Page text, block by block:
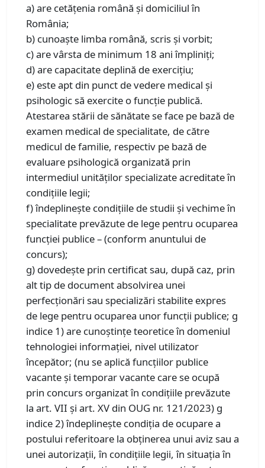
a) are cetăţenia română şi domiciliul în
România;
b) cunoaşte limba română, scris şi vorbit;
c) are vârsta de minimum 18 ani împliniţi;
d) are capacitate deplină de exerciţiu;
e) este apt din punct de vedere medical şi
psihologic să exercite o funcţie publică.
Atestarea stării de sănătate se face pe bază de
examen medical de specialitate, de către
medicul de familie, respectiv pe bază de
evaluare psihologică organizată prin
intermediul unităţilor specializate acreditate în
condiţiile legii;
f) îndeplineşte condiţiile de studii şi vechime în
specialitate prevăzute de lege pentru ocuparea
funcţiei publice – (conform anuntului de
concurs);
g) dovedeşte prin certificat sau, după caz, prin
alt tip de document absolvirea unei
perfecţionări sau specializări stabilite expres
de lege pentru ocuparea unor funcţii publice; g
indice 1) are cunoştinţe teoretice în domeniul
tehnologiei informaţiei, nivel utilizator
începător; (nu se aplică funcţiilor publice
vacante şi temporar vacante care se ocupă
prin concurs organizat în condiţiile prevăzute
la art. VII şi art. XV din OUG nr. 121/2023) g
indice 2) îndeplineşte condiţia de ocupare a
postului referitoare la obţinerea unui aviz sau a
unei autorizaţii, în condiţiile legii, în situaţia în